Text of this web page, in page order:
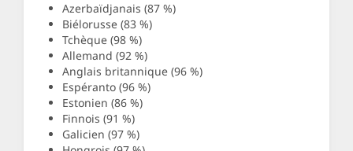
Azerbaïdjanais (87 %)
Biélorusse (83 %)
Tchèque (98 %)
Allemand (92 %)
Anglais britannique (96 %)
Espéranto (96 %)
Estonien (86 %)
Finnois (91 %)
Galicien (97 %)